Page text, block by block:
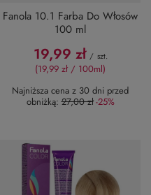
Fanola 10.1 Farba Do Włosów
100 ml
19,99 zł / szt.
(19,99 zł / 100ml)
Najniższa cena z 30 dni przed
obniżką:27,00 zł-25%